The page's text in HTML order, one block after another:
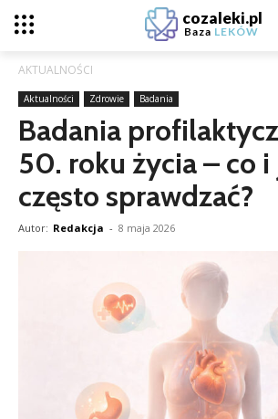
cozaleki.pl
Baza LEKÓW
AKTUALNOŚCI
Aktualności Zdrowie Badania
Badania
50. roku życia – co i
często sprawdzać?
Autor: Redakcja - 8 maja 2026